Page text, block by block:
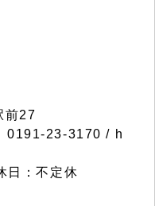
前27
0191-23-3170 / h
日：不定休